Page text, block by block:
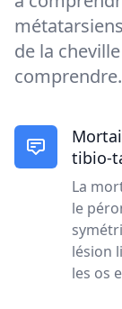
de la
comprendre.
tibio-
La
le
lésion
les os